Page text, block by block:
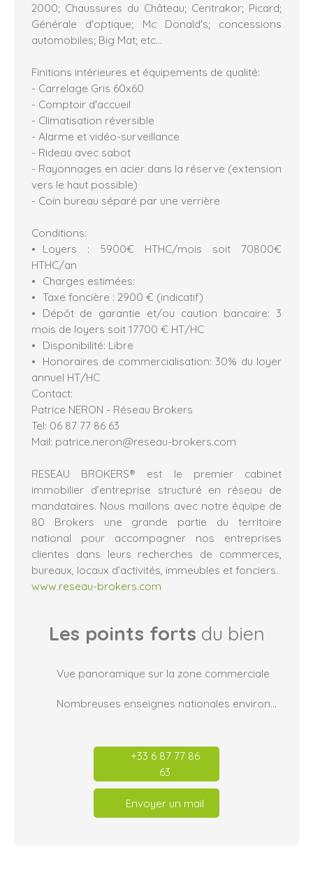
2000; Chaussures du Château; Centrakor; Picard;
Générale d'optique; Mc Donald's; concessions
automobiles; Big Mat; etc...
Finitions intérieures et équipements de qualité:
- Carrelage Gris 60x60
- Comptoir d'accueil
- Climatisation réversible
- Alarme et vidéo-surveillance
- Rideau avec sabot
- Rayonnages en acier dans la réserve (extension
vers le haut possible)
- Coin bureau séparé par une verrière
Conditions:
Loyers : 5900€ HTHC/mois soit 70800€
HTHC/an
Charges estimées:
Taxe foncière : 2900 € (indicatif)
Dépôt de garantie et/ou caution bancaire: 3
mois de loyers soit 17700 € HT/HC
Disponibilité: Libre
Honoraires de commercialisation: 30% du loyer
annuel HT/HC
Contact:
Patrice NERON - Réseau Brokers
Tel: 06 87 77 86 63
Mail: patrice.neron@reseau-brokers.com
RESEAU BROKERS® est le premier cabinet
immobilier d’entreprise structuré en réseau de
mandataires. Nous maillons avec notre équipe de
80 Brokers une grande partie du territoire
national pour accompagner nos entreprises
clientes dans leurs recherches de commerces,
bureaux, locaux d’activités, immeubles et fonciers.
www.reseau-brokers.com
Les points forts du bien
Vue panoramique sur la zone commerciale
Nombreuses enseignes nationales environnantes
+33 6 87 77 86
63
Envoyer un mail